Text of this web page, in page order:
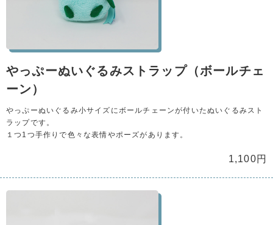
やっぷーぬいぐるみストラップ（ボールチェ
ーン）
やっぷーぬいぐるみ小サイズにボールチェーンが付いたぬいぐるみスト
ラップです。
１つ1つ手作りで色々な表情やポーズがあります。
1,100円